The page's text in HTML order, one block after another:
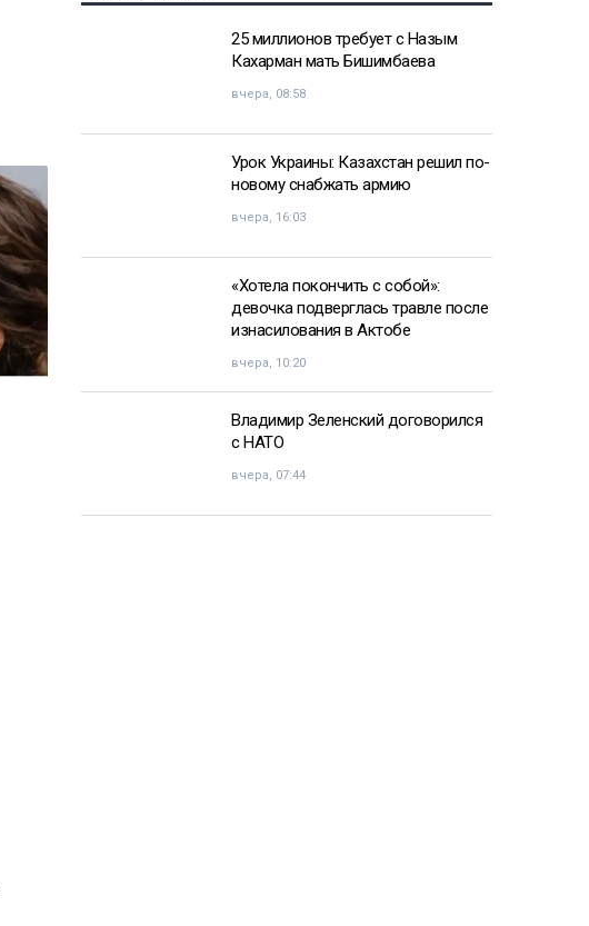
25 миллионов требует с Назым
Кахарман мать Бишимбаева
вчера, 08:58
Урок Украины: Казахстан решил по-
новому снабжать армию
вчера, 16:03
«Хотела покончить с собой»:
девочка подверглась травле после
изнасилования в Актобе
вчера, 10:20
Владимир Зеленский договорился
с НАТО
вчера, 07:44